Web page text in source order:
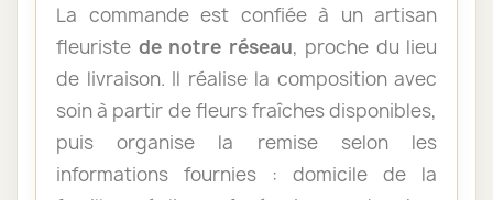
La commande est confiée à un artisan
fleuriste de notre réseau, proche du lieu
de livraison. Il réalise la composition avec
soin à partir de fleurs fraîches disponibles,
puis organise la remise selon les
informations fournies : domicile de la